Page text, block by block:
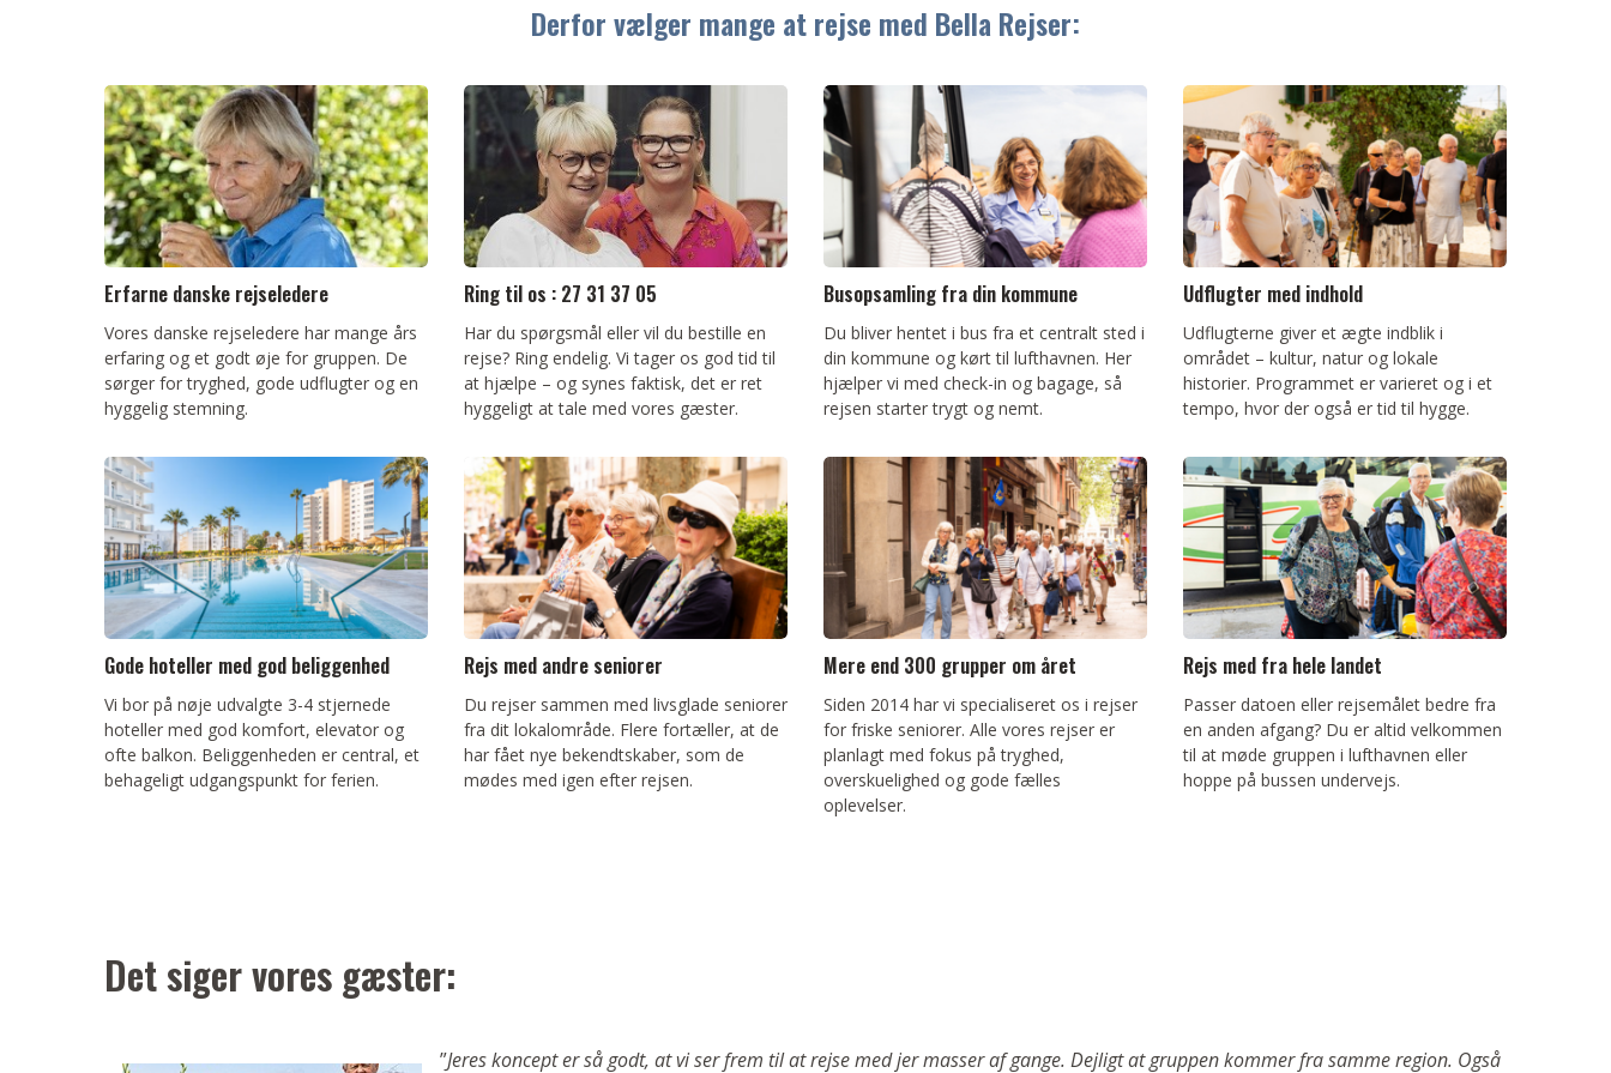
Derfor vælger mange at rejse med Bella Rejser:
Erfarne danske rejseledere
Vores danske rejseledere har mange års
erfaring og et godt øje for gruppen. De
sørger for tryghed, gode udflugter og en
hyggelig stemning.
Ring til os : 27 31 37 05
Har du spørgsmål eller vil du bestille en
rejse? Ring endelig. Vi tager os god tid til
at hjælpe – og synes faktisk, det er ret
hyggeligt at tale med vores gæster.
Busopsamling fra din kommune
Du bliver hentet i bus fra et centralt sted i
din kommune og kørt til lufthavnen. Her
hjælper vi med check-in og bagage, så
rejsen starter trygt og nemt.
Udflugter med indhold
Udflugterne giver et ægte indblik i
området – kultur, natur og lokale
historier. Programmet er varieret og i et
tempo, hvor der også er tid til hygge.
Gode hoteller med god beliggenhed
Vi bor på nøje udvalgte 3-4 stjernede
hoteller med god komfort, elevator og
ofte balkon. Beliggenheden er central, et
behageligt udgangspunkt for ferien.
Rejs med andre seniorer
Du rejser sammen med livsglade seniorer
fra dit lokalområde. Flere fortæller, at de
har fået nye bekendtskaber, som de
mødes med igen efter rejsen.
Mere end 300 grupper om året
Siden 2014 har vi specialiseret os i rejser
for friske seniorer. Alle vores rejser er
planlagt med fokus på tryghed,
overskuelighed og gode fælles
oplevelser.
Rejs med fra hele landet
Passer datoen eller rejsemålet bedre fra
en anden afgang? Du er altid velkommen
til at møde gruppen i lufthavnen eller
hoppe på bussen undervejs.
Det siger vores gæster:
”Jeres koncept er så godt, at vi ser frem til at rejse med jer masser af gange. Dejligt at gruppen kommer fra samme region. Også